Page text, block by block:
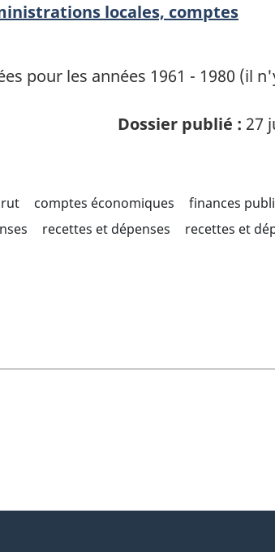
locales, comptes
pour les années 1961 - 1980 (il
Dossier publié : 27
comptes économiques
finances
recettes et dépenses
recettes et